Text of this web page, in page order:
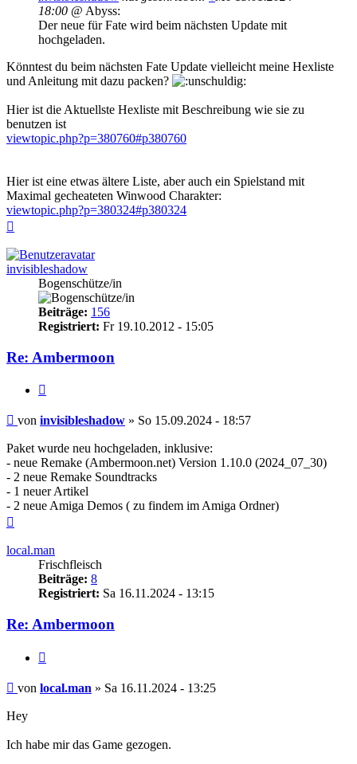
18:00 @ Abyss:
Der neue für Fate wird beim nächsten Update mit
hochgeladen.
Könntest du beim nächsten Fate Update vielleicht meine Hexliste
und Anleitung mit dazu packen?
Hier ist die Aktuellste Hexliste mit Beschreibung wie sie zu
benutzen ist
viewtopic.php?p=380760#p380760
Hier ist eine etwas ältere Liste, aber auch ein Spielstand mit
Maximal gecheateten Winwood Charakter:
viewtopic.php?p=380324#p380324
invisibleshadow
Bogenschütze/in
Beiträge: 156
Registriert: Fr 19.10.2012 - 15:05
Re: Ambermoon
Beitrag
von invisibleshadow » So 15.09.2024 - 18:57
Paket wurde neu hochgeladen, inklusive:
- neue Remake (Ambermoon.net) Version 1.10.0 (2024_07_30)
- 2 neue Remake Soundtracks
- 1 neuer Artikel
- 2 neue Amiga Demos ( zu findem im Amiga Ordner)
local.man
Frischfleisch
Beiträge: 8
Registriert: Sa 16.11.2024 - 13:15
Re: Ambermoon
Beitrag
von local.man » Sa 16.11.2024 - 13:25
Hey
Ich habe mir das Game gezogen.